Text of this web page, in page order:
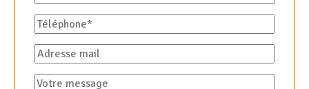
Téléphone
Adresse
mail
Votre